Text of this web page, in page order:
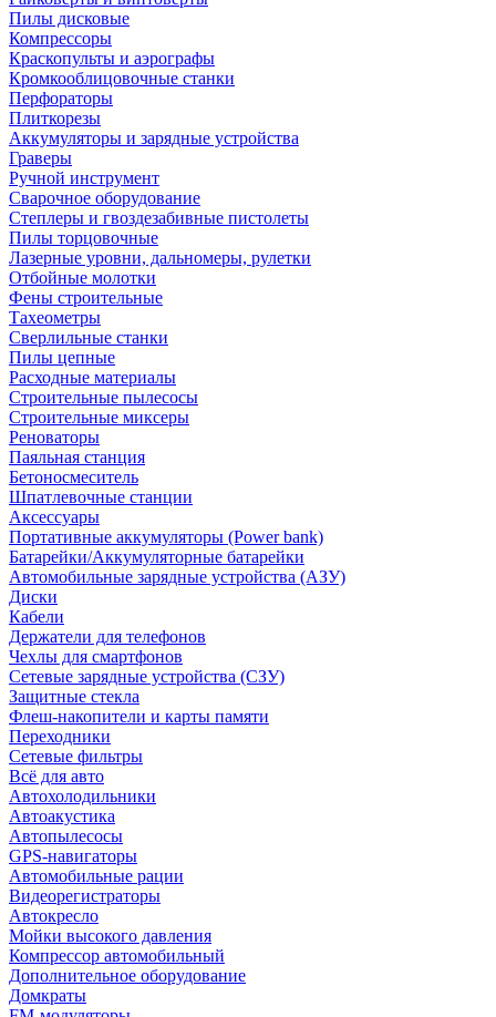
Пилы дисковые
Компрессоры
Краскопульты и аэрографы
Кромкооблицовочные станки
Перфораторы
Плиткорезы
Аккумуляторы и зарядные устройства
Граверы
Ручной инструмент
Сварочное оборудование
Степлеры и гвоздезабивные пистолеты
Пилы торцовочные
Лазерные уровни, дальномеры, рулетки
Отбойные молотки
Фены строительные
Тахеометры
Сверлильные станки
Пилы цепные
Расходные материалы
Строительные пылесосы
Строительные миксеры
Реноваторы
Паяльная станция
Бетоносмеситель
Шпатлевочные станции
Аксессуары
Портативные аккумуляторы (Power bank)
Батарейки/Аккумуляторные батарейки
Автомобильные зарядные устройства (АЗУ)
Диски
Кабели
Держатели для телефонов
Чехлы для смартфонов
Сетевые зарядные устройства (СЗУ)
Защитные стекла
Флеш-накопители и карты памяти
Переходники
Сетевые фильтры
Всё для авто
Автохолодильники
Автоакустика
Автопылесосы
GPS-навигаторы
Автомобильные рации
Видеорегистраторы
Автокресло
Мойки высокого давления
Компрессор автомобильный
Дополнительное оборудование
Домкраты